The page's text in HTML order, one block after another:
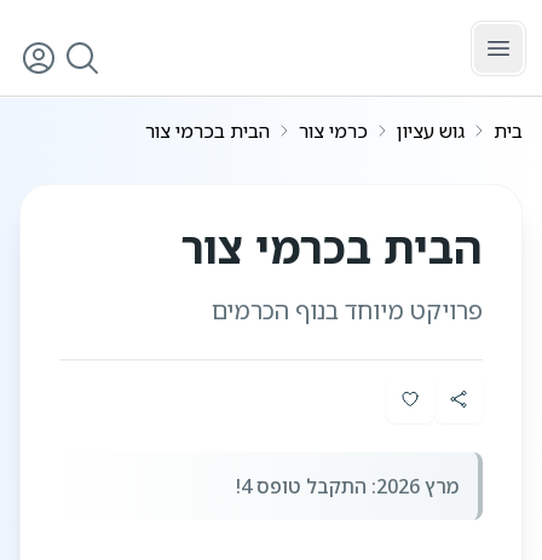
בית גוש עציון כרמי צור הבית בכרמי צור
הבית בכרמי צור
פרויקט מיוחד בנוף הכרמים
מרץ 2026: התקבל טופס 4!